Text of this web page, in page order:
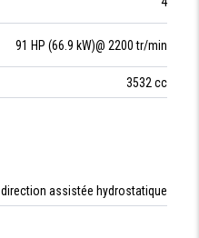
91 HP (66.9 kW)@ 2200 tr/min
3532 cc
direction assistée hydrostatique